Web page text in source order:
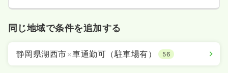
同じ地域で条件を追加する
静岡県湖西市×車通勤可（駐車場有） 56